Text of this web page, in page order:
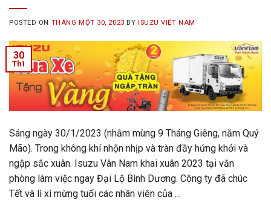
POSTED ON THÁNG MỘT 30, 2023 BY ISUZU VIỆT NAM
30
Th1
Sáng ngày 30/1/2023 (nhằm mùng 9 Tháng Giêng, năm Quý
Mão). Trong không khí nhộn nhịp và tràn đầy hứng khởi và
ngập sắc xuân. Isuzu Vân Nam khai xuân 2023 tại văn
phòng làm việc ngay Đại Lộ Bình Dương. Công ty đã chúc
Tết và lì xì mừng tuổi các nhân viên của …